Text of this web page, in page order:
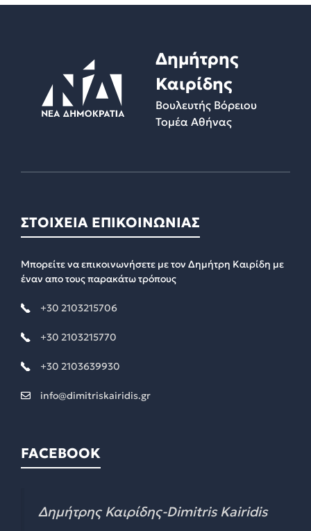
Δημήτρης
Καιρίδης
Βουλευτής Βόρειου
Τομέα Αθήνας
ΣΤΟΙΧΕΙΑ ΕΠΙΚΟΙΝΩΝΙΑΣ
Μπορείτε να επικοινωνήσετε με τον Δημήτρη Καιρίδη με
έναν απο τους παρακάτω τρόπους
+30 2103215706
+30 2103215770
+30 2103639930
info@dimitriskairidis.gr
FACEBOOK
Δημήτρης Καιρίδης-Dimitris Kairidis